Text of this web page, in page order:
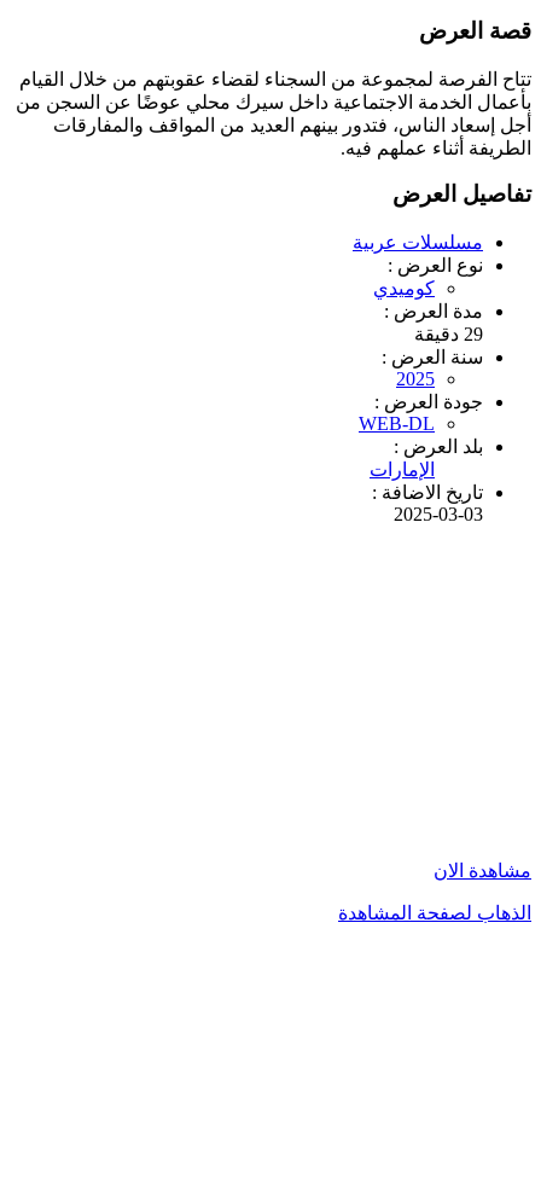
قصة العرض
تتاح الفرصة لمجموعة من السجناء لقضاء عقوبتهم من خلال القيام
بأعمال الخدمة الاجتماعية داخل سيرك محلي عوضًا عن السجن من
أجل إسعاد الناس، فتدور بينهم العديد من المواقف والمفارقات
الطريفة أثناء عملهم فيه.
تفاصيل العرض
مسلسلات عربية
نوع العرض :
كوميدي
مدة العرض :
29 دقيقة
سنة العرض :
2025
جودة العرض :
WEB-DL
بلد العرض :
الإمارات
تاريخ الاضافة :
2025-03-03
مشاهدة الان
الذهاب لصفحة المشاهدة